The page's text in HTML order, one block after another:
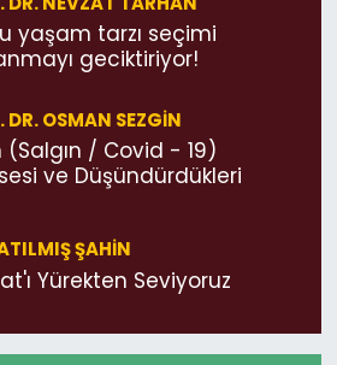
yaşam tarzı seçimi
geciktiriyor!
DR. OSMAN SEZGIN
(Salgın / Covid - 19)
ve Düşündürdükleri
ŞAHIN
Yürekten Seviyoruz